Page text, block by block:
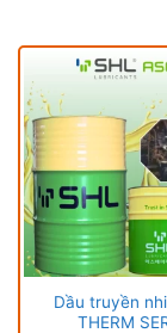
Dầu truyền
THERM